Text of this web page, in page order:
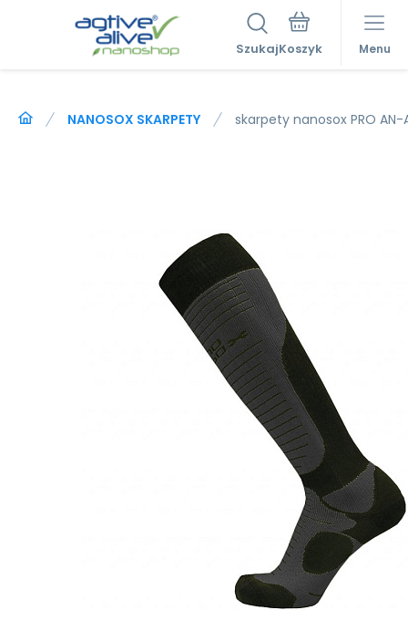
Szukaj Menu
NANOSOX SKARPETY skarpety nanosox PRO AN-